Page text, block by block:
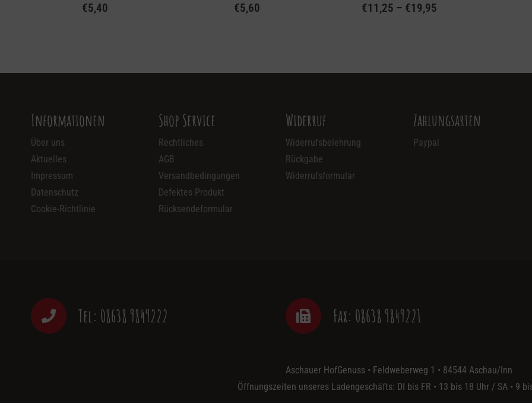
€5,40 €5,60 €11,25 – €19,95
mehrere
Optionen
auf
Informationen
Über uns
Aktuelles
Impressum
Datenschutz
Cookie-Richtlinie
Shop Service
Rechtliches
AGB
Versandbedingungen
Defektes Produkt
Rücksendeformular
Widerruf
Widerrufsbelehrung
Rückgabe
Widerrufsformular
Zahlungsarten
Paypal
Tel: 08638 9849222 Fax: 08638 9849221
Aschauer HofGenuss • Feldweberweg 1 • 84544 Aschau/Inn
Öffnungszeiten unseres Ladengeschäfts: DI bis FR • 13 bis 18 Uhr / SA • 9